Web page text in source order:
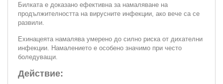
Билката е доказано ефективна за намаляване на
продължителността на вирусните инфекции, ако вече са се
развили.
Ехинацеята намалява умерено до силно риска от дихателни
инфекции. Намалението е особено значимо при често
боледуващи.
Действие: